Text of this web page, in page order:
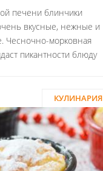
печени блинчики
вкусные, нежные и
Чесночно-морковная
пикантности блюду
КУЛИНАРИЯ